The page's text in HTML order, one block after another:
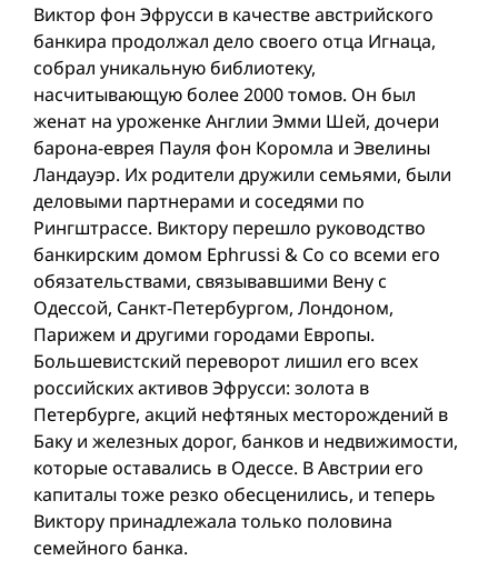
Виктор фон Эфрусси в качестве австрийского
банкира продолжал дело своего отца Игнаца,
собрал уникальную библиотеку,
насчитывающую более 2000 томов. Он был
женат на уроженке Англии Эмми Шей, дочери
барона-еврея Пауля фон Коромла и Эвелины
Ландауэр. Их родители дружили семьями, были
деловыми партнерами и соседями по
Рингштрассе. Виктору перешло руководство
банкирским домом Ephrussi & Cо со всеми его
обязательствами, связывавшими Вену с
Одессой, Санкт-Петербургом, Лондоном,
Парижем и другими городами Европы.
Большевистский переворот лишил его всех
российских активов Эфрусси: золота в
Петербурге, акций нефтяных месторождений в
Баку и железных дорог, банков и недвижимости,
которые оставались в Одессе. В Австрии его
капиталы тоже резко обесценились, и теперь
Виктору принадлежала только половина
семейного банка.